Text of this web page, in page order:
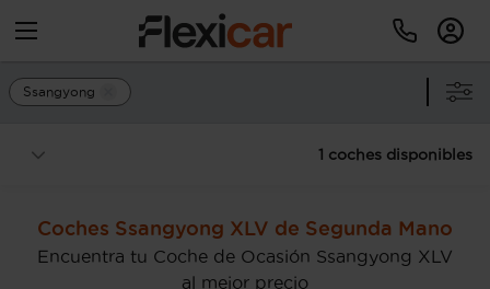
Ssangyong
1 coches disponibles
Coches Ssangyong XLV de Segunda Mano
Encuentra tu Coche de Ocasión Ssangyong XLV
al mejor precio